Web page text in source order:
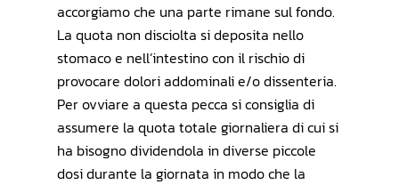
accorgiamo che una parte rimane sul fondo.
La quota non disciolta si deposita nello
stomaco e nell’intestino con il rischio di
provocare dolori addominali e/o dissenteria.
Per ovviare a questa pecca si consiglia di
assumere la quota totale giornaliera di cui si
ha bisogno dividendola in diverse piccole
dosi durante la giornata in modo che la